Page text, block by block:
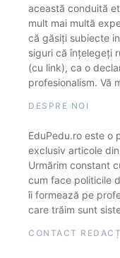
această conduită
mult mai multă
că găsiți subiecte
siguri că înțelegeți
(cu link), ca o
profesionalism. Vă
DESPRE NOI
EduPedu.ro este o
exclusiv articole
Urmărim constant
cum face politicile
îi formează pe
care trăim sunt
CONTACT